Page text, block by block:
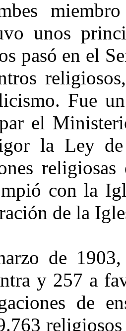
unos
pasó en el
Fue
el
la Ley
con la
de la
de
y 257 a
de